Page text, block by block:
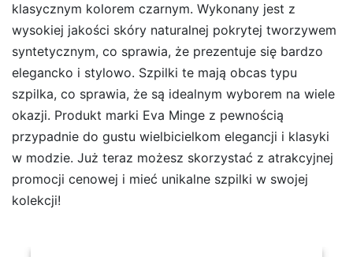
klasycznym kolorem czarnym. Wykonany jest z
wysokiej jakości skóry naturalnej pokrytej tworzywem
syntetycznym, co sprawia, że prezentuje się bardzo
elegancko i stylowo. Szpilki te mają obcas typu
szpilka, co sprawia, że są idealnym wyborem na wiele
okazji. Produkt marki Eva Minge z pewnością
przypadnie do gustu wielbicielkom elegancji i klasyki
w modzie. Już teraz możesz skorzystać z atrakcyjnej
promocji cenowej i mieć unikalne szpilki w swojej
kolekcji!